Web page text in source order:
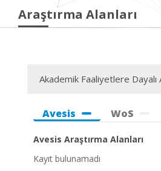
Araştırma Alanları
Akademik Faaliyetlere Dayalı
Avesis WoS
Avesis Araştırma Alanları
Kayıt bulunamadı